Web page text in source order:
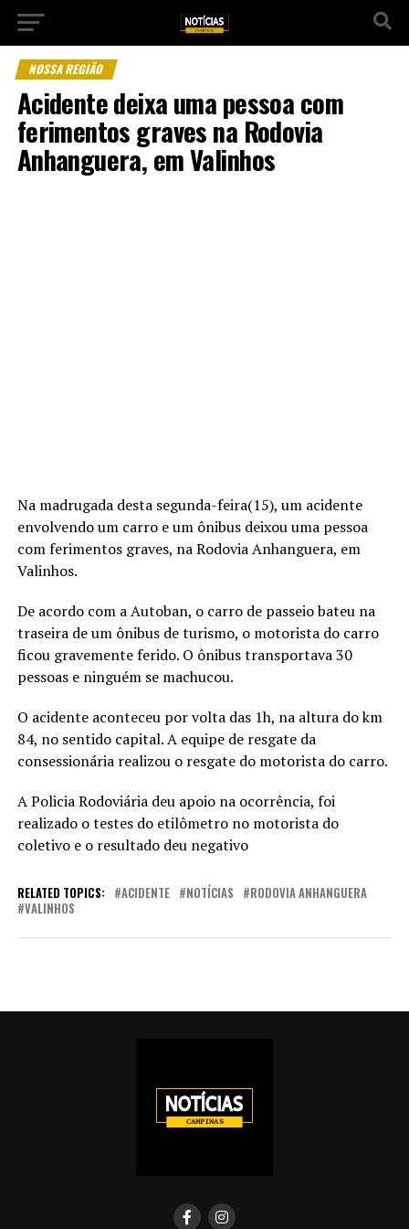
NOSSA REGIÃO
Acidente deixa uma pessoa com
ferimentos graves na Rodovia
Anhanguera, em Valinhos
Na madrugada desta segunda-feira(15), um acidente
envolvendo um carro e um ônibus deixou uma pessoa
com ferimentos graves, na Rodovia Anhanguera, em
Valinhos.
De acordo com a Autoban, o carro de passeio bateu na
traseira de um ônibus de turismo, o motorista do carro
ficou gravemente ferido. O ônibus transportava 30
pessoas e ninguém se machucou.
O acidente aconteceu por volta das 1h, na altura do km
84, no sentido capital. A equipe de resgate da
consessionária realizou o resgate do motorista do carro.
A Policia Rodoviária deu apoio na ocorrência, foi
realizado o testes do etilômetro no motorista do
coletivo e o resultado deu negativo
RELATED TOPICS: ACIDENTE NOTÍCIAS
RODOVIA ANHANGUERA
VALINHOS